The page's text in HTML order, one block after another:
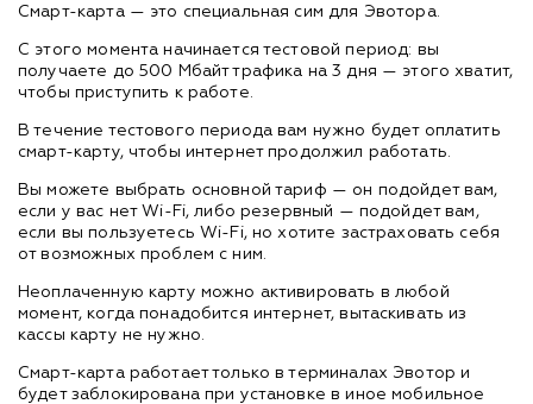
Смарт-карта — это специальная сим для Эвотора.
С этого момента начинается тестовой период: вы
получаете до 500 Мбайт трафика на 3 дня — этого хватит,
чтобы приступить к работе.
В течение тестового периода вам нужно будет оплатить
смарт-карту, чтобы интернет продолжил работать.
Вы можете выбрать основной тариф — он подойдет вам,
если у вас нет Wi-Fi, либо резервный — подойдет вам,
если вы пользуетесь Wi-Fi, но хотите застраховать себя
от возможных проблем с ним.
Неоплаченную карту можно активировать в любой
момент, когда понадобится интернет, вытаскивать из
кассы карту не нужно.
Смарт-карта работает только в терминалах Эвотор и
будет заблокирована при установке в иное мобильное